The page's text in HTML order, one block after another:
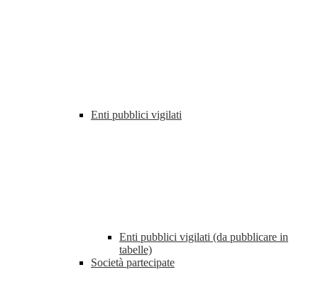
Enti pubblici vigilati
Enti pubblici vigilati (da pubblicare in
tabelle)
Società partecipate